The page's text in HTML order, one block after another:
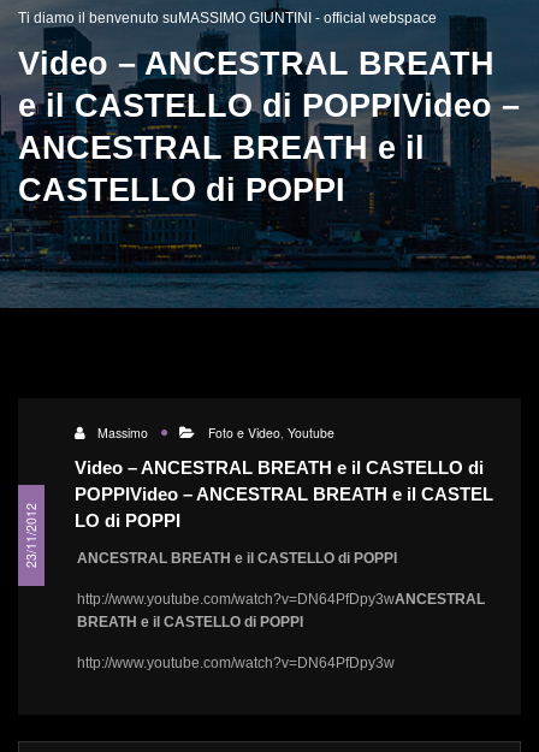
Ti diamo il benvenuto suMASSIMO GIUNTINI - official webspace
Video – ANCESTRAL BREATH
e il CASTELLO di POPPIVideo –
ANCESTRAL BREATH e il
CASTELLO di POPPI
23/11/2012
Massimo Foto e Video, Youtube
Video – ANCESTRAL BREATH e il CASTELLO di
POPPIVideo – ANCESTRAL BREATH e il CASTEL
LO di POPPI
ANCESTRAL BREATH e il CASTELLO di POPPI
http://www.youtube.com/watch?v=DN64PfDpy3wANCESTRAL
BREATH e il CASTELLO di POPPI
http://www.youtube.com/watch?v=DN64PfDpy3w